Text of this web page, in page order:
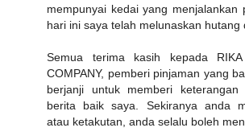
mempunyai kedai yang menjalankan
hari ini saya telah melunaskan hutang
Semua terima kasih kepada RIKA
COMPANY, pemberi pinjaman yang
berjanji untuk memberi
berita baik saya. Sekiranya anda
atau ketakutan, anda selalu boleh